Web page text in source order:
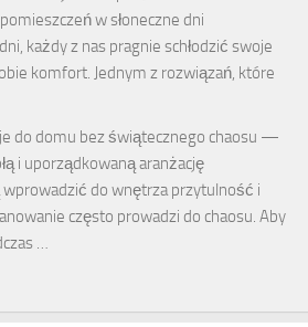
w słoneczne dni
każdy z nas pragnie schłodzić swoje
komfort. Jednym z rozwiązań, które
do domu bez świątecznego chaosu —
i uporządkowaną aranżację
do wnętrza przytulność i
często prowadzi do chaosu. Aby
…